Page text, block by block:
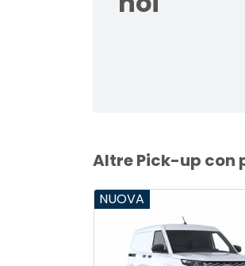
Altre Pick-up con
NUOVA